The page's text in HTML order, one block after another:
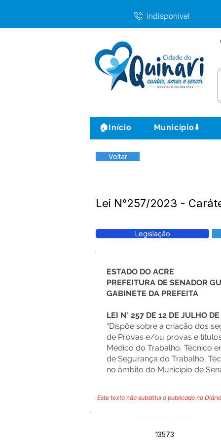
indisponível
🏠Início Município⬇️
Voltar
Lei N°257/2023 -
Legislação
ESTADO DO ACRE
PREFEITURA DE SENADOR
GABINETE DA PREFEITA
LEI N° 257 DE 12 DE JULHO
“Dispõe sobre a criação dos
de Provas e/ou provas e
Médico do Trabalho, Técnico
de Segurança do Trabalho,
no âmbito do Município de
Este texto não substitui o publicado no
13573